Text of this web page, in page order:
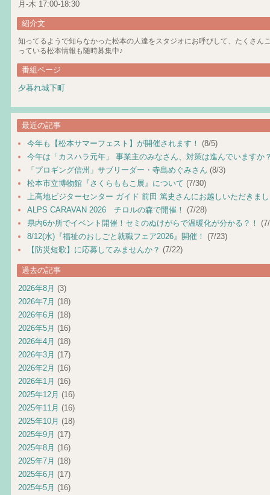
月-木 17:00-18:30
紹介文
知ってるようで知らなかった松本の人達をスタジオにお呼びして、たくさん
っている松本情報も随時募集中♪
番組ページ
夕暮れ城下町
最近の記事
今年も【松本サマーフェスト】が開催されます！ (8/5)
今年は「カスハラ元年」 事業主のみなさん、対策は進んでいますか
「プロギング信州」サブリーダー・寺島めぐみさん (8/3)
松本市立博物館『さくらももこ展』について (7/30)
上高地ビジターセンター ガイド 前田 篤史さんにお越しいただきま
ALPS CARAVAN 2026 チロルの森で開催！ (7/28)
県内6か所でイベント開催！セミのぬけがらで温暖化が分かる？！
8/12(水)『福祉のおしごと就職フェア2026』開催！ (7/23)
【防災短歌】に応募してみませんか？ (7/22)
過去の記事
2026年8月 (3)
2026年7月 (18)
2026年6月 (18)
2026年5月 (16)
2026年4月 (18)
2026年3月 (17)
2026年2月 (16)
2026年1月 (16)
2025年12月 (16)
2025年11月 (16)
2025年10月 (18)
2025年9月 (17)
2025年8月 (16)
2025年7月 (18)
2025年6月 (17)
2025年5月 (16)